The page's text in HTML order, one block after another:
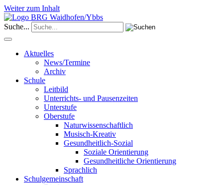
Weiter zum Inhalt
Suche...
Aktuelles
News/Termine
Archiv
Schule
Leitbild
Unterrichts- und Pausenzeiten
Unterstufe
Oberstufe
Naturwissenschaftlich
Musisch-Kreativ
Gesundheitlich-Sozial
Soziale Orientierung
Gesundheitliche Orientierung
Sprachlich
Schulgemeinschaft